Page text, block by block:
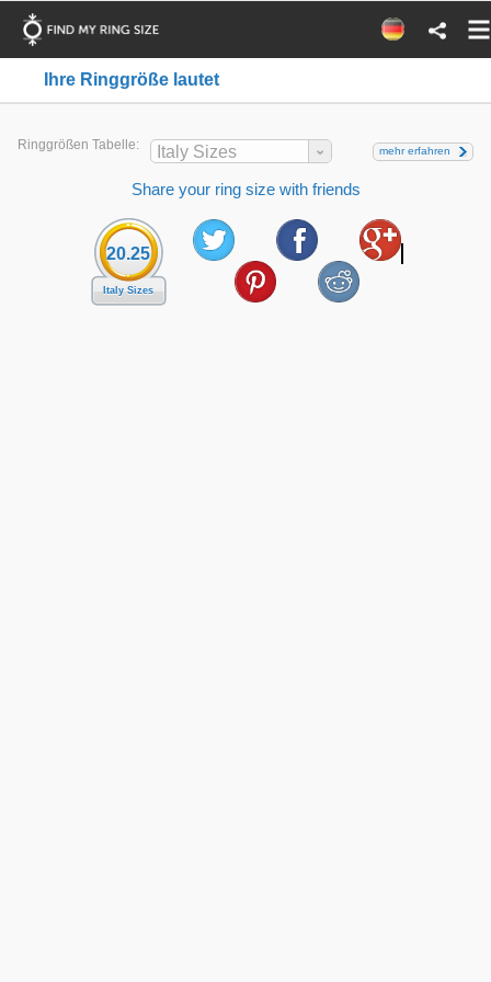
Ihre Ringgröße lautet
Ringgrößen Tabelle: Italy Sizes mehr erfahren
Share your ring size with friends
20.25
Italy Sizes